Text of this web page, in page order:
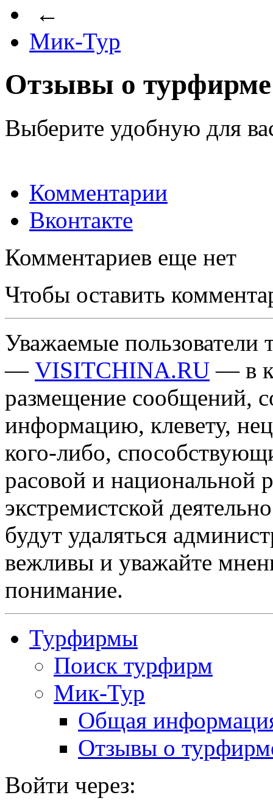
←
Мик-Тур
Отзывы о
Выберите удобную для
Комментарии
Вконтакте
Комментариев еще нет
Чтобы оставить
Уважаемые пользователи
— VISITCHINA.RU — в
размещение сообщений,
информацию, клевету,
кого-либо,
расовой и национальной
экстремистской
будут удаляться
вежливы и уважайте
понимание.
Турфирмы
Поиск турфирм
Мик-Тур
Общая
Отзывы о
Войти через: